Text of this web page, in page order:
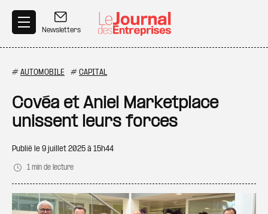
Newsletters
# AUTOMOBILE # CAPITAL
Covéa et Aniel Marketplace
unissent leurs forces
Publié le 9 juillet 2025 à 15h44
1 min de lecture